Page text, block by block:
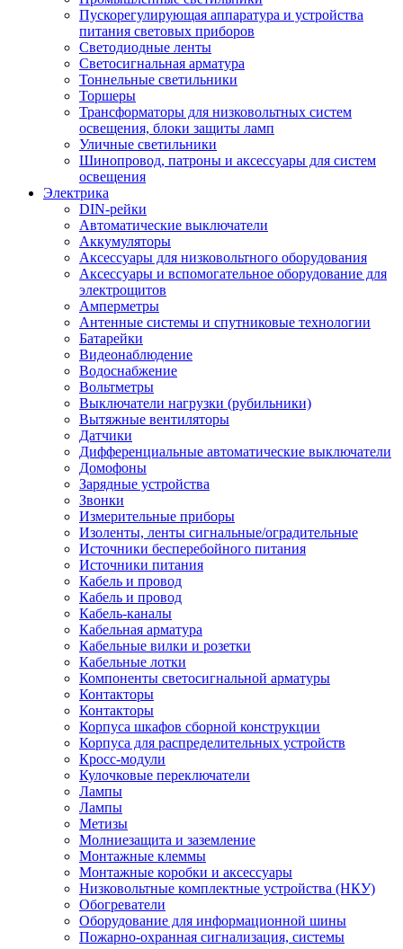
Пускорегулирующая аппаратура и устройства
питания световых приборов
Светодиодные ленты
Светосигнальная арматура
Тоннельные светильники
Торшеры
Трансформаторы для низковольтных систем
освещения, блоки защиты ламп
Уличные светильники
Шинопровод, патроны и аксессуары для систем
освещения
Электрика
DIN-рейки
Автоматические выключатели
Аккумуляторы
Аксессуары для низковольтного оборудования
Аксессуары и вспомогательное оборудование для
электрощитов
Амперметры
Антенные системы и спутниковые технологии
Батарейки
Видеонаблюдение
Водоснабжение
Вольтметры
Выключатели нагрузки (рубильники)
Вытяжные вентиляторы
Датчики
Дифференциальные автоматические выключатели
Домофоны
Зарядные устройства
Звонки
Измерительные приборы
Изоленты, ленты сигнальные/оградительные
Источники бесперебойного питания
Источники питания
Кабель и провод
Кабель и провод
Кабель-каналы
Кабельная арматура
Кабельные вилки и розетки
Кабельные лотки
Компоненты светосигнальной арматуры
Контакторы
Контакторы
Корпуса шкафов сборной конструкции
Корпуса для распределительных устройств
Кросс-модули
Кулочковые переключатели
Лампы
Лампы
Метизы
Молниезащита и заземление
Монтажные клеммы
Монтажные коробки и аксессуары
Низковольтные комплектные устройства (НКУ)
Обогреватели
Оборудование для информационной шины
Пожарно-охранная сигнализация, системы